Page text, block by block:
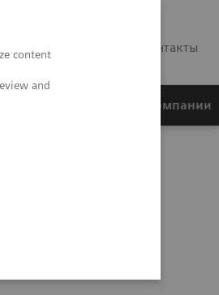
content
and
Контакты
О компании